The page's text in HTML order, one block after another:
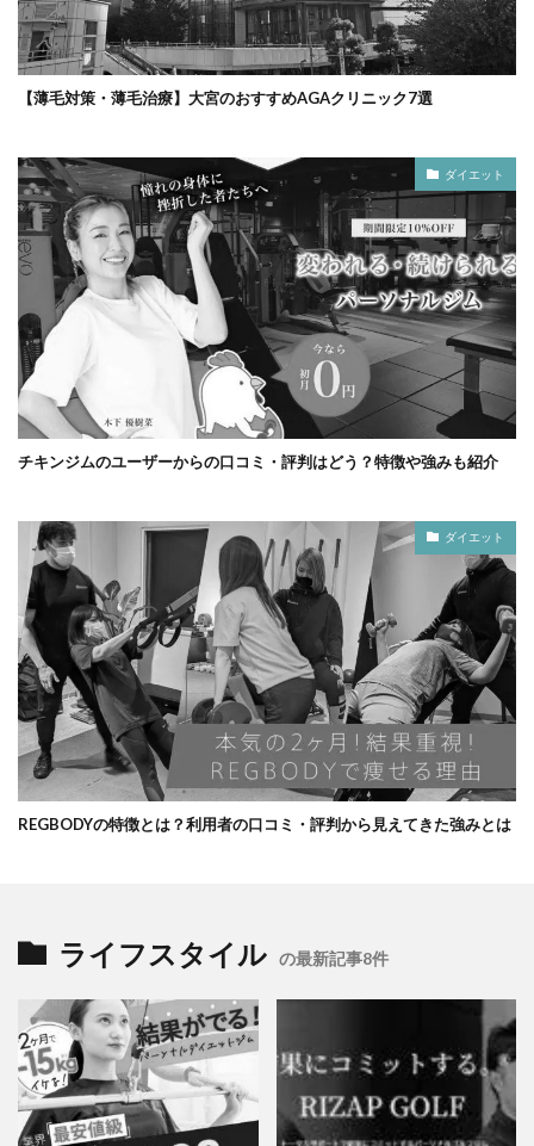
【薄毛対策・薄毛治療】大宮のおすすめAGAクリニック7選
ダイエット
チキンジムのユーザーからの口コミ・評判はどう？特徴や強みも紹介
ダイエット
REGBODYの特徴とは？利用者の口コミ・評判から見えてきた強みとは
ライフスタイル の最新記事8件